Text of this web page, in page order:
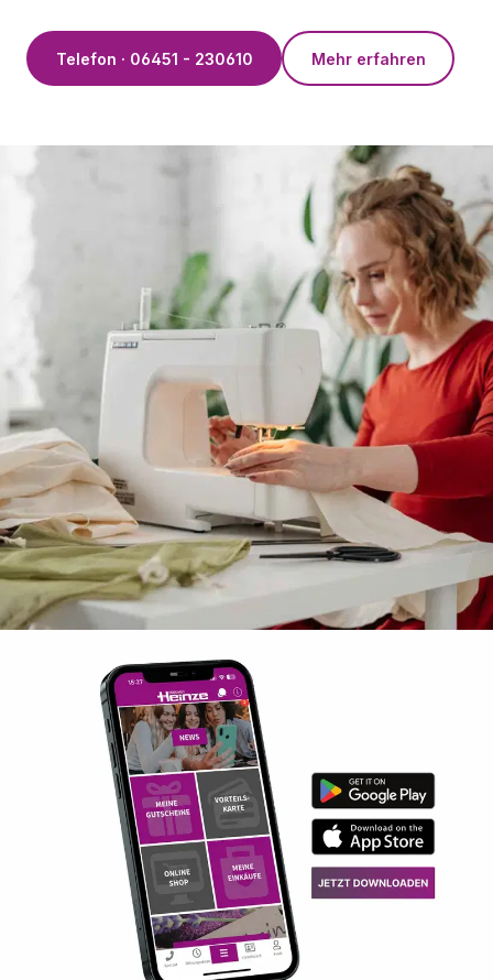
Telefon · 06451 - 230610 Mehr erfahren